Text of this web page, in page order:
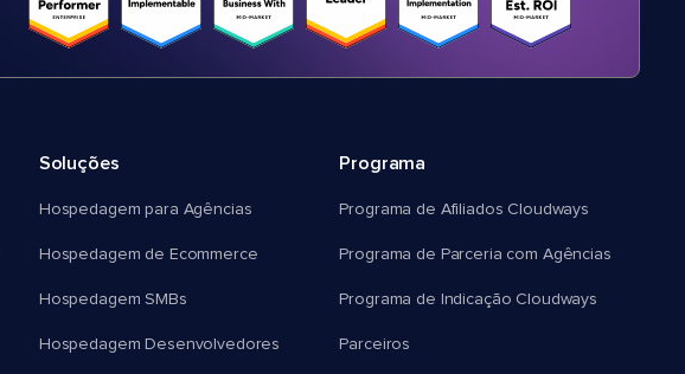
Soluções
Hospedagem para Agências
Hospedagem de Ecommerce
Hospedagem SMBs
Hospedagem Desenvolvedores
Programa
Programa de Afiliados Cloudways
Programa de Parceria com Agências
Programa de Indicação Cloudways
Parceiros